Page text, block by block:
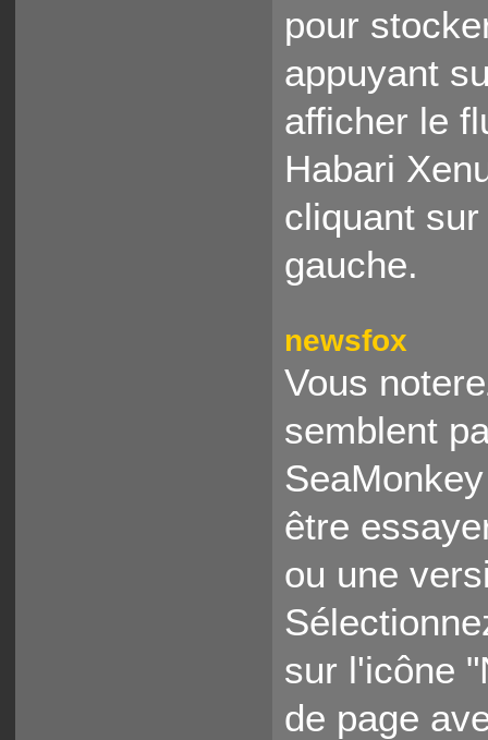
pour
appuyant
afficher le
Habari
cliquant
gauche.
newsfox
Vous
semblent
être
ou une
sur l'icône
de page